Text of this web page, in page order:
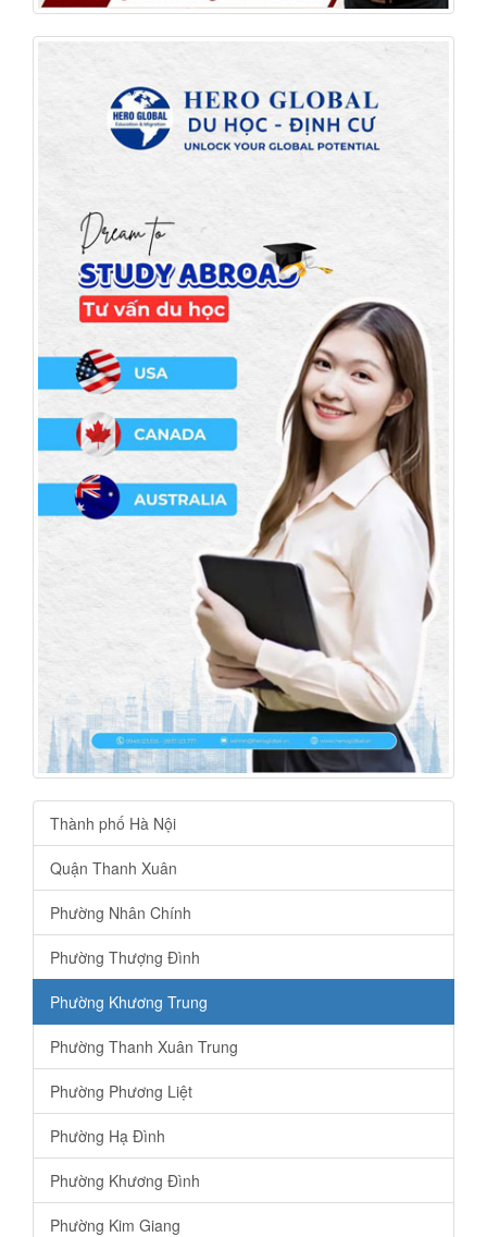
Thành phố Hà Nội
Quận Thanh Xuân
Phường Nhân Chính
Phường Thượng Đình
Phường Khương Trung
Phường Thanh Xuân Trung
Phường Phương Liệt
Phường Hạ Đình
Phường Khương Đình
Phường Kim Giang